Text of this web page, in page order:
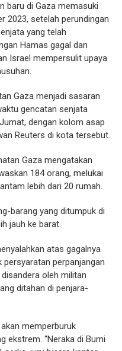
baru di Gaza memasuki
2023, setelah perundingan
yang telah
Hamas gagal dan
Israel mempersulit upaya
Gaza menjadi sasaran
gencatan senjata
dengan kolom asap
Reuters di kota tersebut.
Gaza mengatakan
184 orang, melukai
lebih dari 20 rumah.
barang yang ditumpuk di
jauh ke barat.
atas gagalnya
perpanjangan
oleh militan
ditahan di penjara-
memperburuk
ekstrem. “Neraka di Bumi